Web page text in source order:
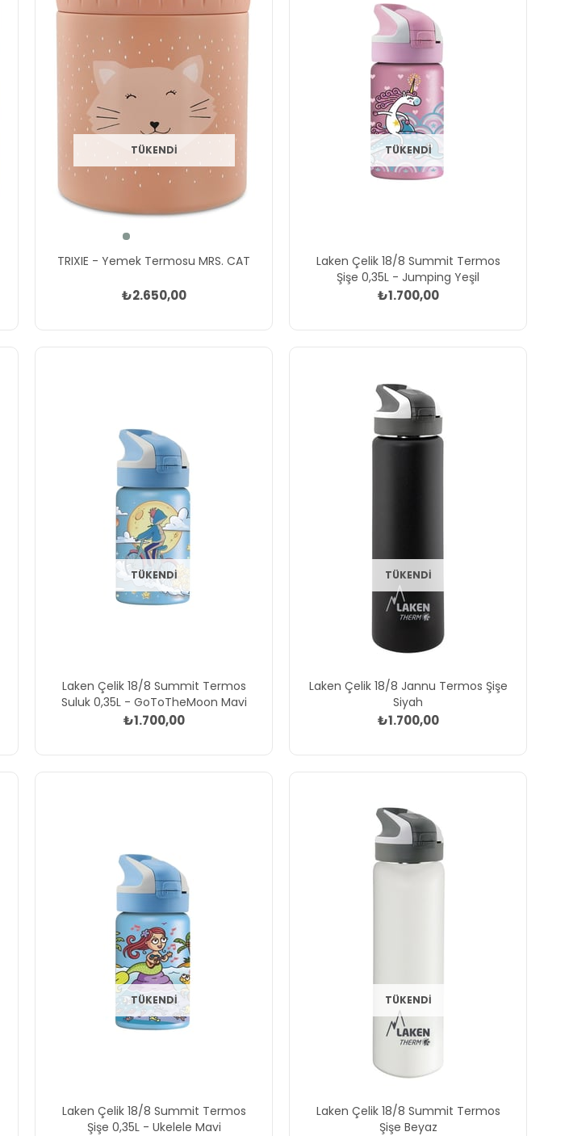
TÜKENDI
TRIXIE - Yemek Termosu MRS. CAT
₺2.650,00
TÜKENDI
Laken Çelik 18/8 Summit Termos
Şişe 0,35L - Jumping Yeşil
₺1.700,00
TÜKENDI
Laken Çelik 18/8 Summit Termos
Suluk 0,35L - GoToTheMoon Mavi
₺1.700,00
TÜKENDI
Laken Çelik 18/8 Jannu Termos Şişe
Siyah
₺1.700,00
TÜKENDI
Laken Çelik 18/8 Summit Termos
Şişe 0,35L - Ukelele Mavi
TÜKENDI
Laken Çelik 18/8 Summit Termos
Şişe Beyaz